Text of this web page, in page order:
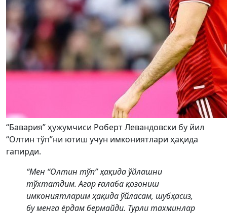
“Бавария” ҳужумчиси Роберт Левандовски бу йил
“Олтин тўп”ни ютиш учун имкониятлари ҳақида
гапирди.
“Мен “Олтин тўп” ҳақида ўйлашни
тўхтатдим. Агар ғалаба қозониш
имкониятларим ҳақида ўйласам, шубҳасиз,
бу менга ёрдам бермайди. Турли тахминлар